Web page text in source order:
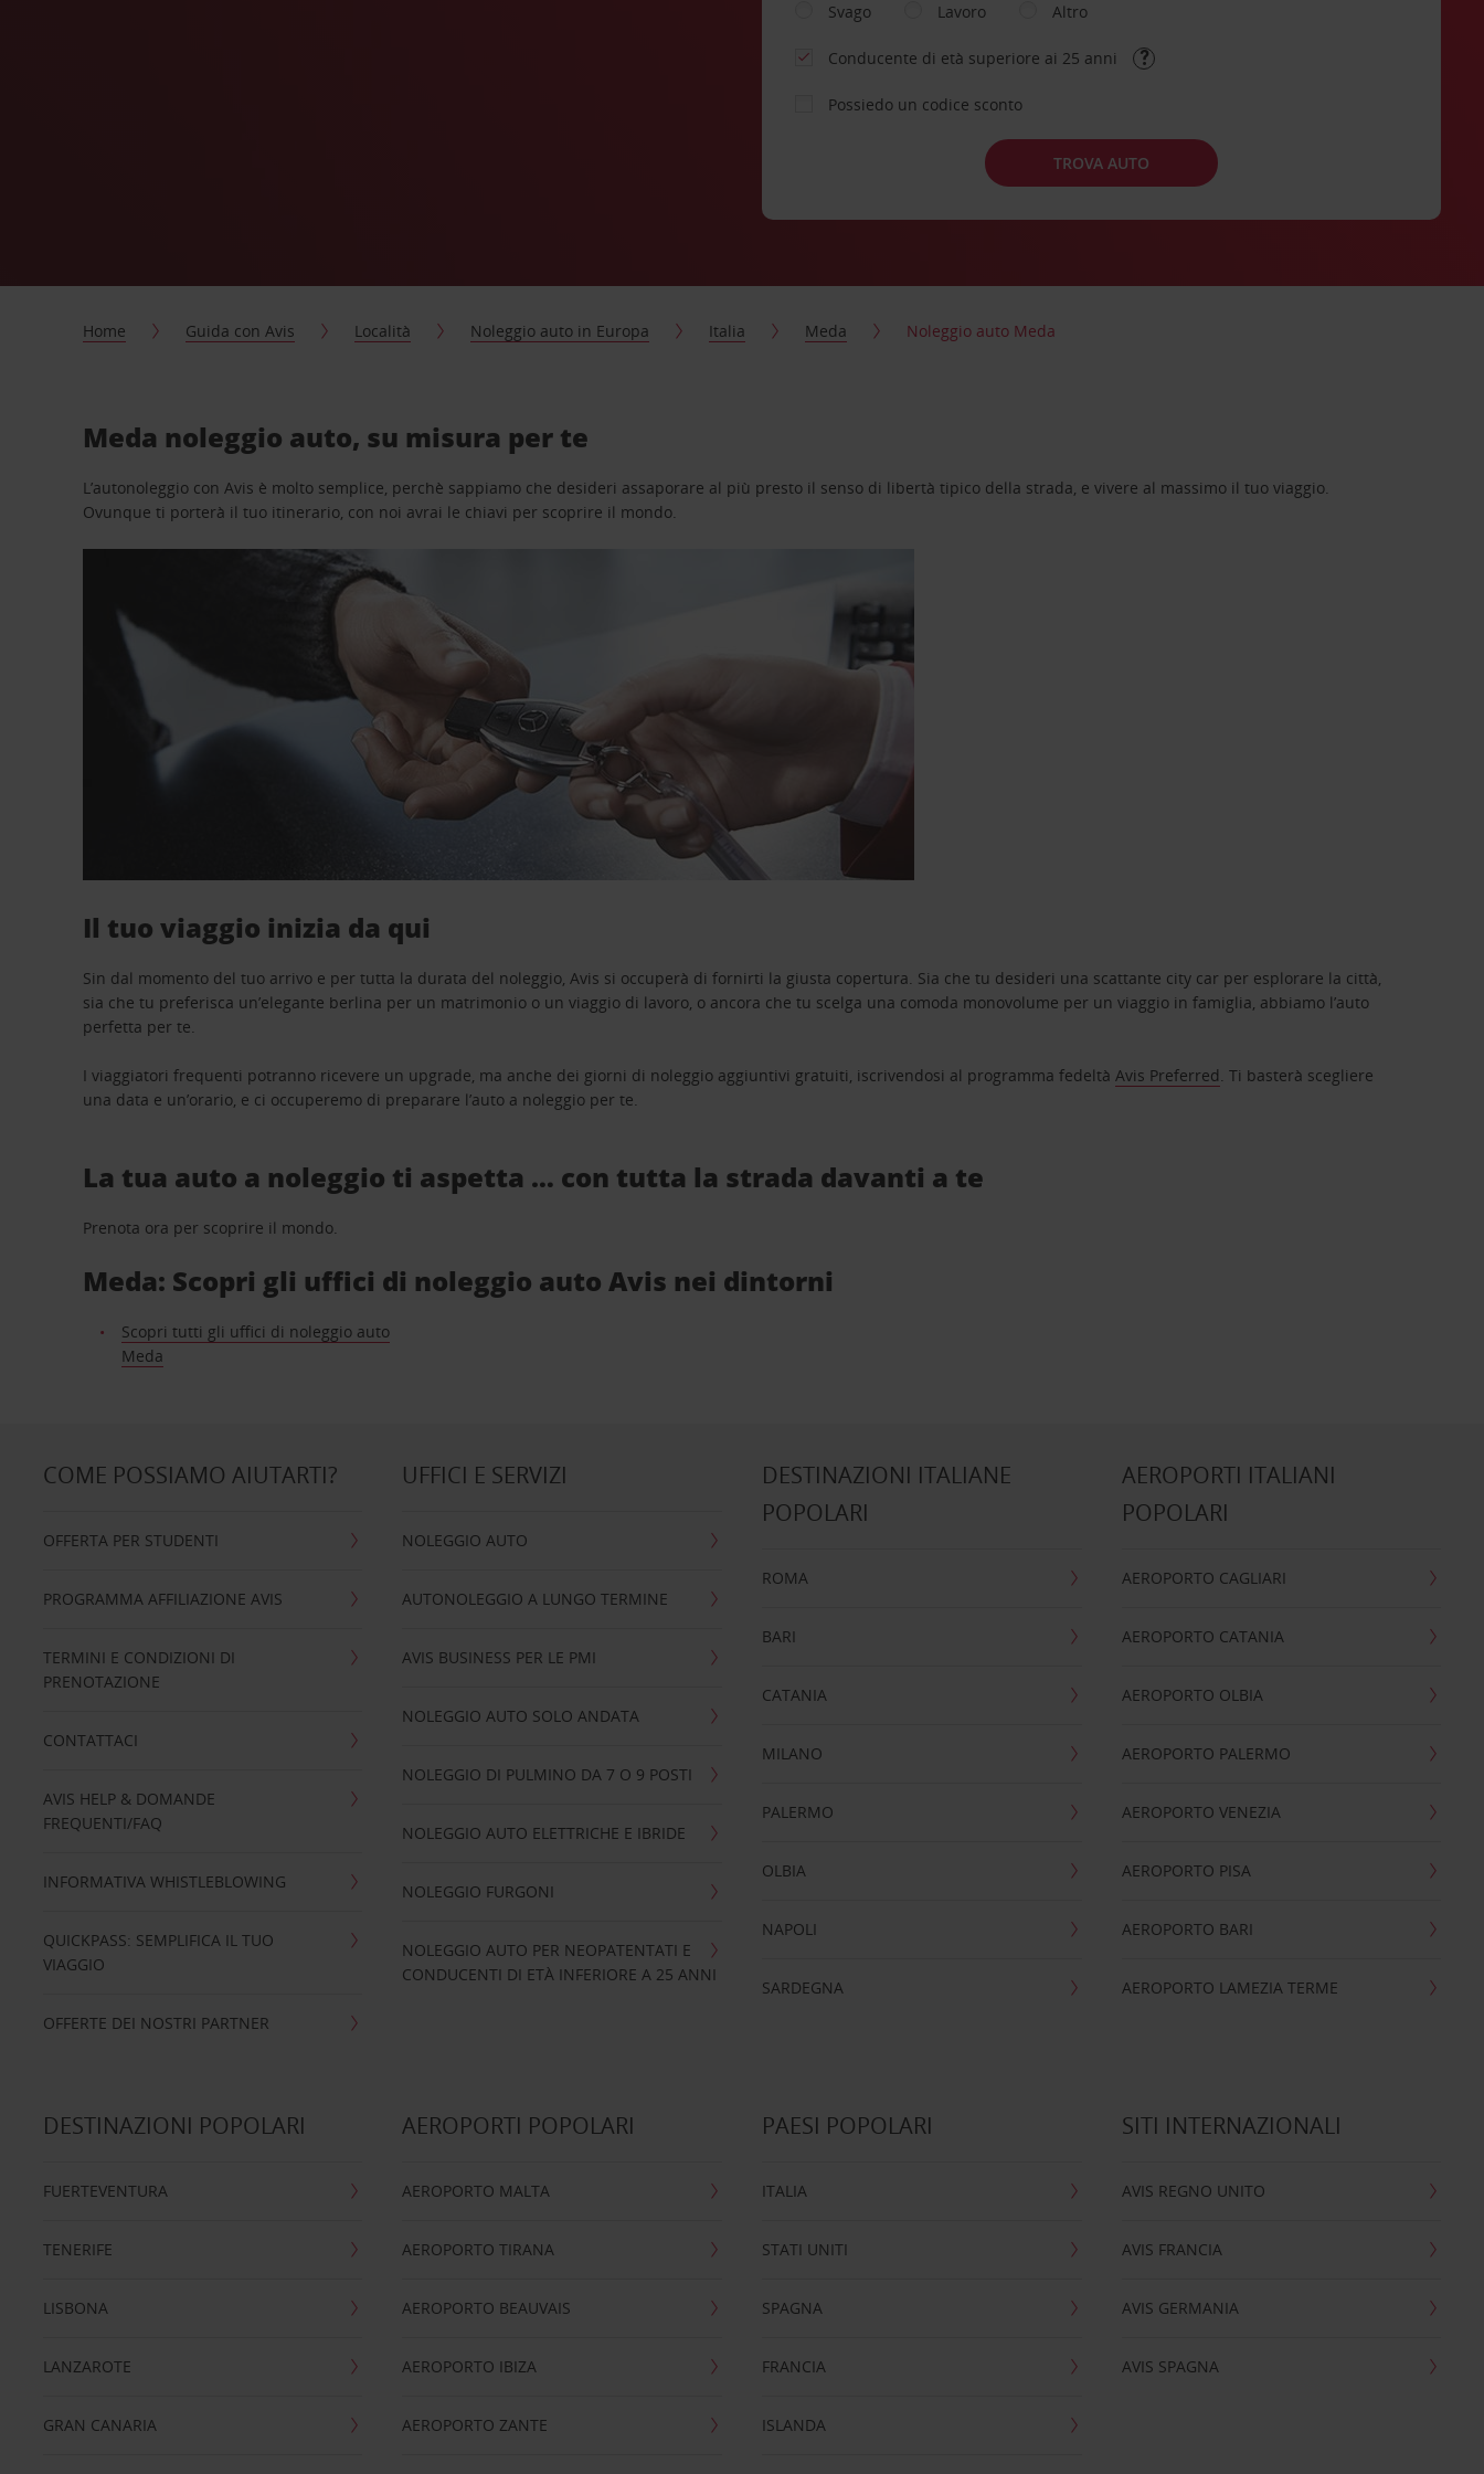
Svago
Lavoro Altro
Conducente di età superiore ai 25 anni
Possiedo un codice sconto
TROVA AUTO
Home Guida con Avis Località Noleggio auto in Europa Italia Meda Noleggio auto Meda
Meda noleggio auto, su misura per te
L’autonoleggio con Avis è molto semplice, perchè sappiamo che desideri assaporare al più presto il senso di libertà tipico della strada, e vivere al massimo il tuo viaggio.
Ovunque ti porterà il tuo itinerario, con noi avrai le chiavi per scoprire il mondo.
Il tuo viaggio inizia da qui
Sin dal momento del tuo arrivo e per tutta la durata del noleggio, Avis si occuperà di fornirti la giusta copertura. Sia che tu desideri una scattante city car per esplorare la città,
sia che tu preferisca un’elegante berlina per un matrimonio o un viaggio di lavoro, o ancora che tu scelga una comoda monovolume per un viaggio in famiglia, abbiamo l’auto
perfetta per te.
I viaggiatori frequenti potranno ricevere un upgrade, ma anche dei giorni di noleggio aggiuntivi gratuiti, iscrivendosi al programma fedeltàAvis Preferred. Ti basterà scegliere
una data e un’orario, e ci occuperemo di preparare l’auto a noleggio per te.
La tua auto a noleggio ti aspetta … con tutta la strada davanti a te
Prenota ora per scoprire il mondo.
Meda: Scopri gli uffici di noleggio auto Avis nei dintorni
Scopri tutti gli uffici di noleggio auto
Meda
COME POSSIAMO AIUTARTI?
OFFERTA PER STUDENTI
PROGRAMMA AFFILIAZIONE AVIS
TERMINI E CONDIZIONI DI
PRENOTAZIONE
CONTATTACI
AVIS HELP & DOMANDE
FREQUENTI/FAQ
INFORMATIVA WHISTLEBLOWING
QUICKPASS: SEMPLIFICA IL TUO
VIAGGIO
OFFERTE DEI NOSTRI PARTNER
UFFICI E SERVIZI
NOLEGGIO AUTO
AUTONOLEGGIO A LUNGO TERMINE
AVIS BUSINESS PER LE PMI
NOLEGGIO AUTO SOLO ANDATA
NOLEGGIO DI PULMINO DA 7 O 9 POSTI
NOLEGGIO AUTO ELETTRICHE E IBRIDE
NOLEGGIO FURGONI
NOLEGGIO AUTO PER NEOPATENTATI E
CONDUCENTI DI ETÀ INFERIORE A 25 ANNI
DESTINAZIONI ITALIANE
POPOLARI
ROMA
BARI
CATANIA
MILANO
PALERMO
OLBIA
NAPOLI
SARDEGNA
AEROPORTI ITALIANI
POPOLARI
AEROPORTO CAGLIARI
AEROPORTO CATANIA
AEROPORTO OLBIA
AEROPORTO PALERMO
AEROPORTO VENEZIA
AEROPORTO PISA
AEROPORTO BARI
AEROPORTO LAMEZIA TERME
DESTINAZIONI POPOLARI
FUERTEVENTURA
TENERIFE
LISBONA
LANZAROTE
GRAN CANARIA
AEROPORTI POPOLARI
AEROPORTO MALTA
AEROPORTO TIRANA
AEROPORTO BEAUVAIS
AEROPORTO IBIZA
AEROPORTO ZANTE
PAESI POPOLARI
ITALIA
STATI UNITI
SPAGNA
FRANCIA
ISLANDA
SITI INTERNAZIONALI
AVIS REGNO UNITO
AVIS FRANCIA
AVIS GERMANIA
AVIS SPAGNA